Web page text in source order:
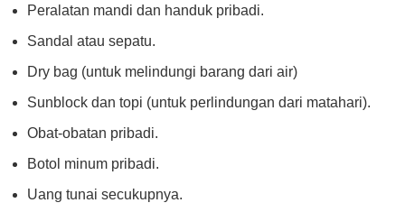
Peralatan mandi dan handuk pribadi.
Sandal atau sepatu.
Dry bag (untuk melindungi barang dari air)
Sunblock dan topi (untuk perlindungan dari matahari).
Obat-obatan pribadi.
Botol minum pribadi.
Uang tunai secukupnya.